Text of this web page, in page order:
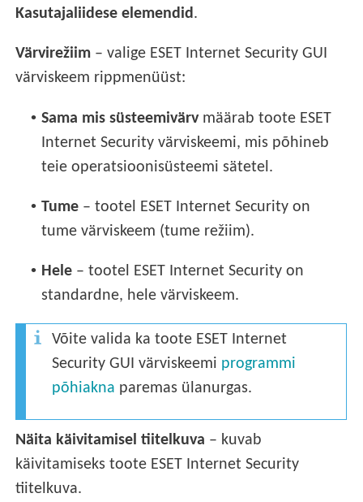
Kasutajaliidese elemendid.
Värvirežiim – valige ESET Internet Security GUI
värviskeem rippmenüüst:
• Sama mis süsteemivärvmäärab toote ESET
Internet Security värviskeemi, mis põhineb
teie operatsioonisüsteemi sätetel.
• Tume – tootel ESET Internet Security on
tume värviskeem (tume režiim).
• Hele – tootel ESET Internet Security on
standardne, hele värviskeem.
Võite valida ka toote ESET Internet
Security GUI värviskeemi programmi
põhiakna paremas ülanurgas.
Näita käivitamisel tiitelkuva – kuvab
käivitamiseks toote ESET Internet Security
tiitelkuva.